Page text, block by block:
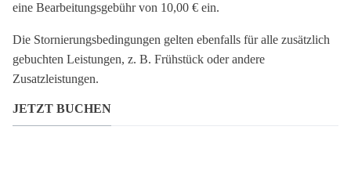
eine Bearbeitungsgebühr von 10,00 € ein.
Die Stornierungsbedingungen gelten ebenfalls für alle zusätzlich
gebuchten Leistungen, z. B. Frühstück oder andere
Zusatzleistungen.
JETZT BUCHEN